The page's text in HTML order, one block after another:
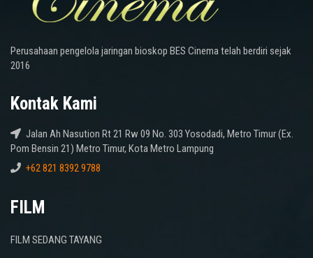
Perusahaan pengelola jaringan bioskop BES Cinema telah berdiri sejak
2016
Kontak Kami
Jalan Ah Nasution Rt 21 Rw 09 No. 303 Yosodadi, Metro Timur (Ex.
Pom Bensin 21) Metro Timur, Kota Metro Lampung
+62 821 8392 9788
FILM
FILM SEDANG TAYANG